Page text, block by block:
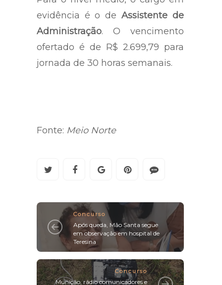
evidência é o de Assistente de
Administração. O vencimento
ofertado é de R$ 2.699,79 para
jornada de 30 horas semanais.
Fonte: Meio Norte
Concurso
Após queda, Mão Santa segue
em observação em hospital de
Teresina
Concurso
Munição, rádio comunicadores e